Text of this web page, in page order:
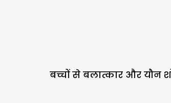
बच्चों से बलात्कार और यौन